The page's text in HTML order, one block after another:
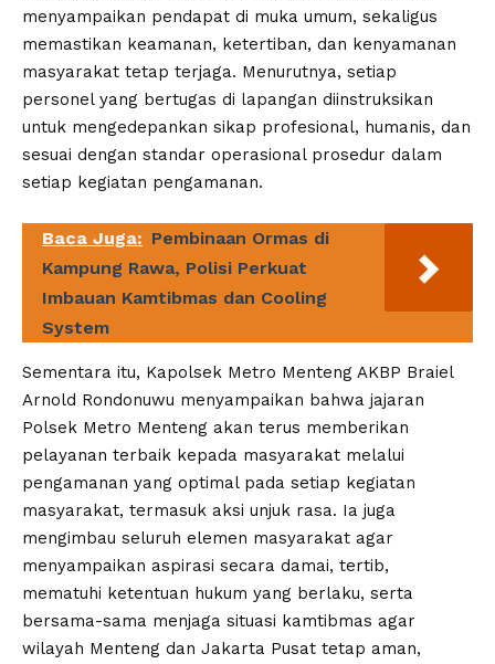
menyampaikan pendapat di muka umum, sekaligus
memastikan keamanan, ketertiban, dan kenyamanan
masyarakat tetap terjaga. Menurutnya, setiap
personel yang bertugas di lapangan diinstruksikan
untuk mengedepankan sikap profesional, humanis, dan
sesuai dengan standar operasional prosedur dalam
setiap kegiatan pengamanan.
Baca Juga: Pembinaan Ormas di
Kampung Rawa, Polisi Perkuat
Imbauan Kamtibmas dan Cooling
System
Sementara itu, Kapolsek Metro Menteng AKBP Braiel
Arnold Rondonuwu menyampaikan bahwa jajaran
Polsek Metro Menteng akan terus memberikan
pelayanan terbaik kepada masyarakat melalui
pengamanan yang optimal pada setiap kegiatan
masyarakat, termasuk aksi unjuk rasa. Ia juga
mengimbau seluruh elemen masyarakat agar
menyampaikan aspirasi secara damai, tertib,
mematuhi ketentuan hukum yang berlaku, serta
bersama-sama menjaga situasi kamtibmas agar
wilayah Menteng dan Jakarta Pusat tetap aman,